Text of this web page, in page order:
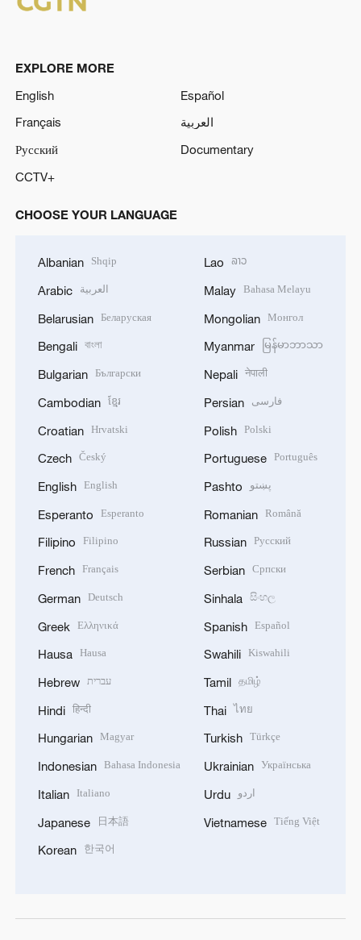
EXPLORE MORE
English
Español
Français
العربية
Русский
Documentary
CCTV+
CHOOSE YOUR LANGUAGE
Albanian Shqip
Arabic العربية
Belarusian Беларуская
Bengali বাংলা
Bulgarian Български
Cambodian ខ្មែរ
Croatian Hrvatski
Czech Český
English English
Esperanto Esperanto
Filipino Filipino
French Français
German Deutsch
Greek Ελληνικά
Hausa Hausa
Hebrew עברית
Hindi हिन्दी
Hungarian Magyar
Indonesian Bahasa Indonesia
Italian Italiano
Japanese 日本語
Korean 한국어
Lao ລາວ
Malay Bahasa Melayu
Mongolian Монгол
Myanmar မြန်မာဘာသာ
Nepali नेपाली
Persian فارسی
Polish Polski
Portuguese Português
Pashto پښتو
Romanian Română
Russian Русский
Serbian Српски
Sinhala සිංහල
Spanish Español
Swahili Kiswahili
Tamil தமிழ்
Thai ไทย
Turkish Türkçe
Ukrainian Українська
Urdu اردو
Vietnamese Tiếng Việt